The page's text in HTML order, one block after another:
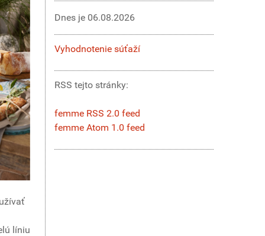
líniu
Dnes je 06.08.2026
Vyhodnotenie súťaží
RSS tejto stránky:
femme RSS 2.0 feed
femme Atom 1.0 feed